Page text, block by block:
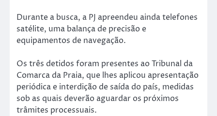
Durante a busca, a PJ apreendeu ainda telefones
satélite, uma balança de precisão e
equipamentos de navegação.
Os três detidos foram presentes ao Tribunal da
Comarca da Praia, que lhes aplicou apresentação
periódica e interdição de saída do país, medidas
sob as quais deverão aguardar os próximos
trâmites processuais.